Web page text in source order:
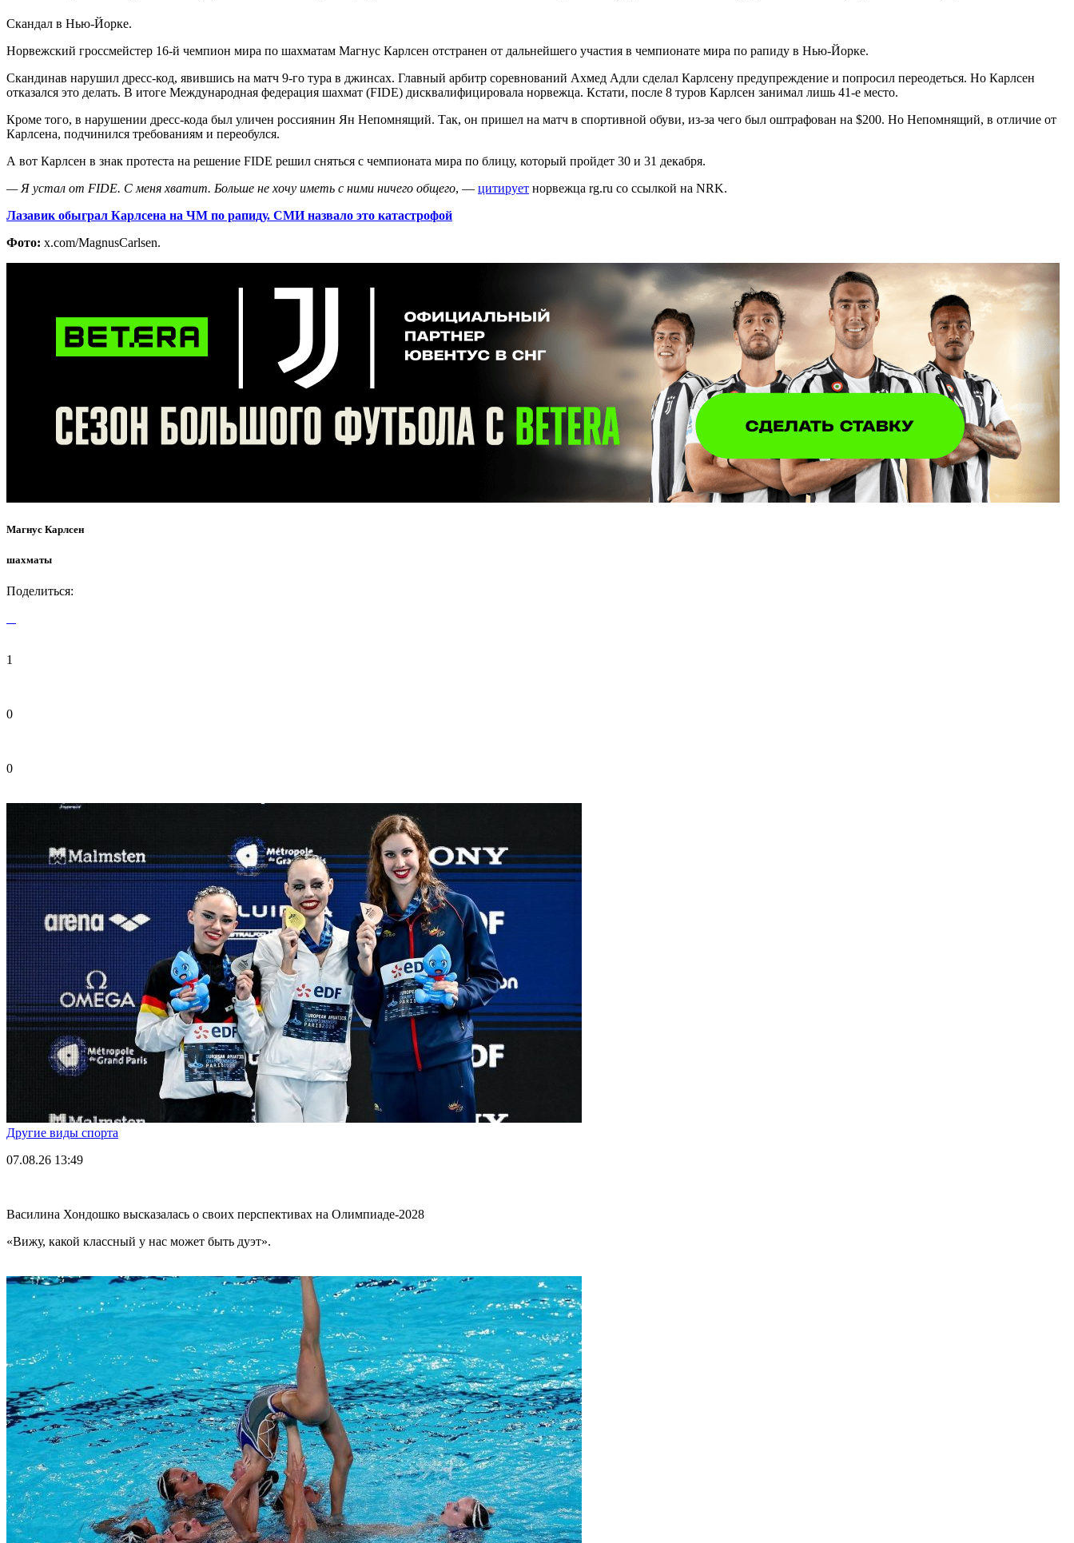
Скандал в Нью-Йорке.
Норвежский гроссмейстер 16-й чемпион мира по шахматам Магнус Карлсен отстранен от дальнейшего участия в чемпионате мира по рапиду в Нью-Йорке.
Скандинав нарушил дресс-код, явившись на матч 9-го тура в джинсах. Главный арбитр соревнований Ахмед Адли сделал Карлсену предупреждение и попросил переодеться. Но Карлсен
отказался это делать. В итоге Международная федерация шахмат (FIDE) дисквалифицировала норвежца. Кстати, после 8 туров Карлсен занимал лишь 41-е место.
Кроме того, в нарушении дресс-кода был уличен россиянин Ян Непомнящий. Так, он пришел на матч в спортивной обуви, из-за чего был оштрафован на $200. Но Непомнящий, в отличие от
Карлсена, подчинился требованиям и переобулся.
А вот Карлсен в знак протеста на решение FIDE решил сняться с чемпионата мира по блицу, который пройдет 30 и 31 декабря.
— Я устал от FIDE. С меня хватит. Больше не хочу иметь с ними ничего общего, — цитирует норвежца rg.ru со ссылкой на NRK.
Лазавик обыграл Карлсена на ЧМ по рапиду. СМИ назвало это катастрофой
Фото: x.com/MagnusCarlsen.
Магнус Карлсен
шахматы
Поделиться:
1
0
0
Другие виды спорта
07.08.26 13:49
Василина Хондошко высказалась о своих перспективах на Олимпиаде-2028
«Вижу, какой классный у нас может быть дуэт».